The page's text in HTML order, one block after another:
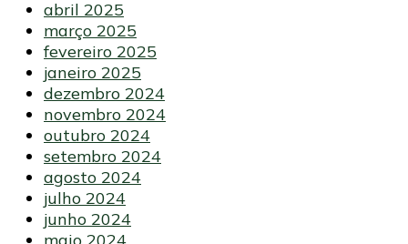
abril 2025
março 2025
fevereiro 2025
janeiro 2025
dezembro 2024
novembro 2024
outubro 2024
setembro 2024
agosto 2024
julho 2024
junho 2024
maio 2024